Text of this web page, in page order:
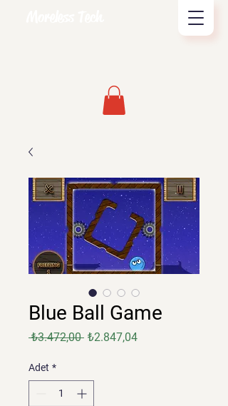
Blue Ball Game
₺3.472,00 Normal
₺2.847,04İndirimli
Adet *